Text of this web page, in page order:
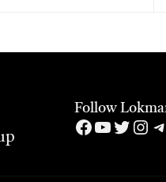
Follow
Facebook
YouTube